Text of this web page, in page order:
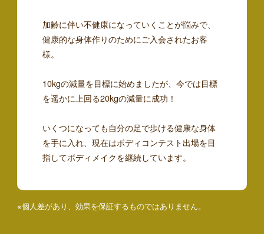
加齢に伴い不健康になっていくことが悩みで、
健康的な身体作りのためにご入会されたお客
様。
10kgの減量を目標に始めましたが、今では目標
を遥かに上回る20kgの減量に成功！
いくつになっても自分の足で歩ける健康な身体
を手に入れ、現在はボディコンテスト出場を目
指してボディメイクを継続しています。
※個人差があり、効果を保証するものではありません。